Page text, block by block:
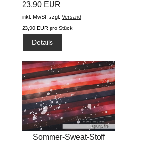
"prisma flow...
23,90 EUR
inkl. MwSt. zzgl. Versand
23,90 EUR pro Stück
Details
Sommer-Sweat-Stoff